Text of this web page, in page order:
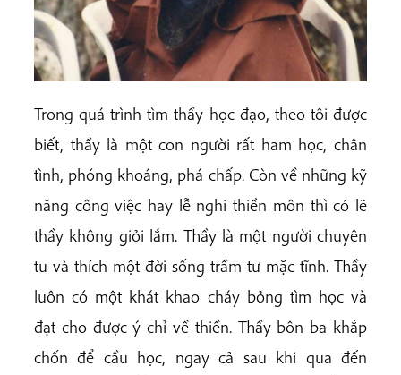
Trong quá trình tìm thầy học đạo, theo tôi được
biết, thầy là một con người rất ham học, chân
tình, phóng khoáng, phá chấp. Còn về những kỹ
năng công việc hay lễ nghi thiền môn thì có lẽ
thầy không giỏi lắm. Thầy là một người chuyên
tu và thích một đời sống trầm tư mặc tĩnh. Thầy
luôn có một khát khao cháy bỏng tìm học và
đạt cho được ý chỉ về thiền. Thầy bôn ba khắp
chốn để cầu học, ngay cả sau khi qua đến